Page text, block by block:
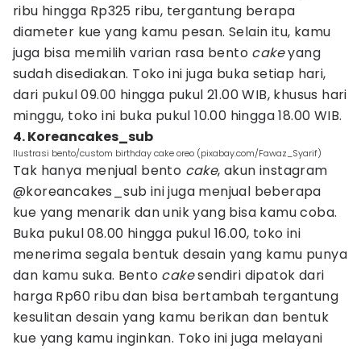
ribu hingga Rp325 ribu, tergantung berapa
diameter kue yang kamu pesan. Selain itu, kamu
juga bisa memilih varian rasa bento cakeyang
sudah disediakan. Toko ini juga buka setiap hari,
dari pukul 09.00 hingga pukul 21.00 WIB, khusus hari
minggu, toko ini buka pukul 10.00 hingga 18.00 WIB.
4. Koreancakes_sub
Ilustrasi bento/custom birthday cake oreo (pixabay.com/Fawaz_Syarif)
Tak hanya menjual bento cake, akun instagram
@koreancakes_sub ini juga menjual beberapa
kue yang menarik dan unik yang bisa kamu coba.
Buka pukul 08.00 hingga pukul 16.00, toko ini
menerima segala bentuk desain yang kamu punya
dan kamu suka. Bento cakesendiri dipatok dari
harga Rp60 ribu dan bisa bertambah tergantung
kesulitan desain yang kamu berikan dan bentuk
kue yang kamu inginkan. Toko ini juga melayani